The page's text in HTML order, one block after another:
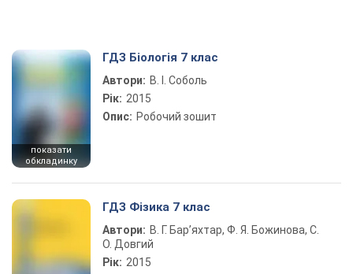
показати
обкладинку
ГДЗ Біологія 7 клас
Автори: В. І. Соболь
Рік: 2015
Опис: Робочий зошит
ГДЗ Фізика 7 клас
Автори: В. Г. Бар’яхтар, Ф. Я. Божинова, С.
О. Довгий
Рік: 2015